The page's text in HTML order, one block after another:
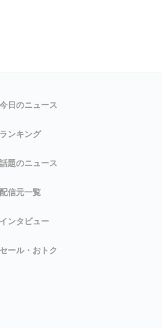
今日のニュース
ランキング
話題のニュース
配信元一覧
インタビュー
セール・おトク